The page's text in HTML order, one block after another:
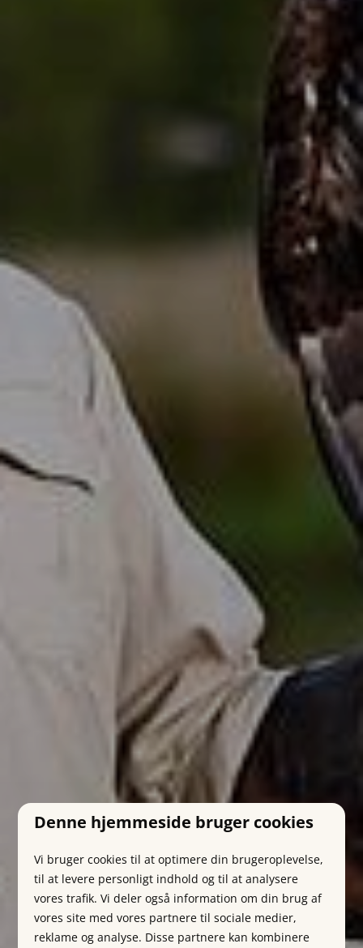
Denne hjemmeside bruger cookies
Vi bruger cookies til at optimere din brugeroplevelse,
til at levere personligt indhold og til at analysere
vores trafik. Vi deler også information om din brug af
vores site med vores partnere til sociale medier,
reklame og analyse. Disse partnere kan kombinere